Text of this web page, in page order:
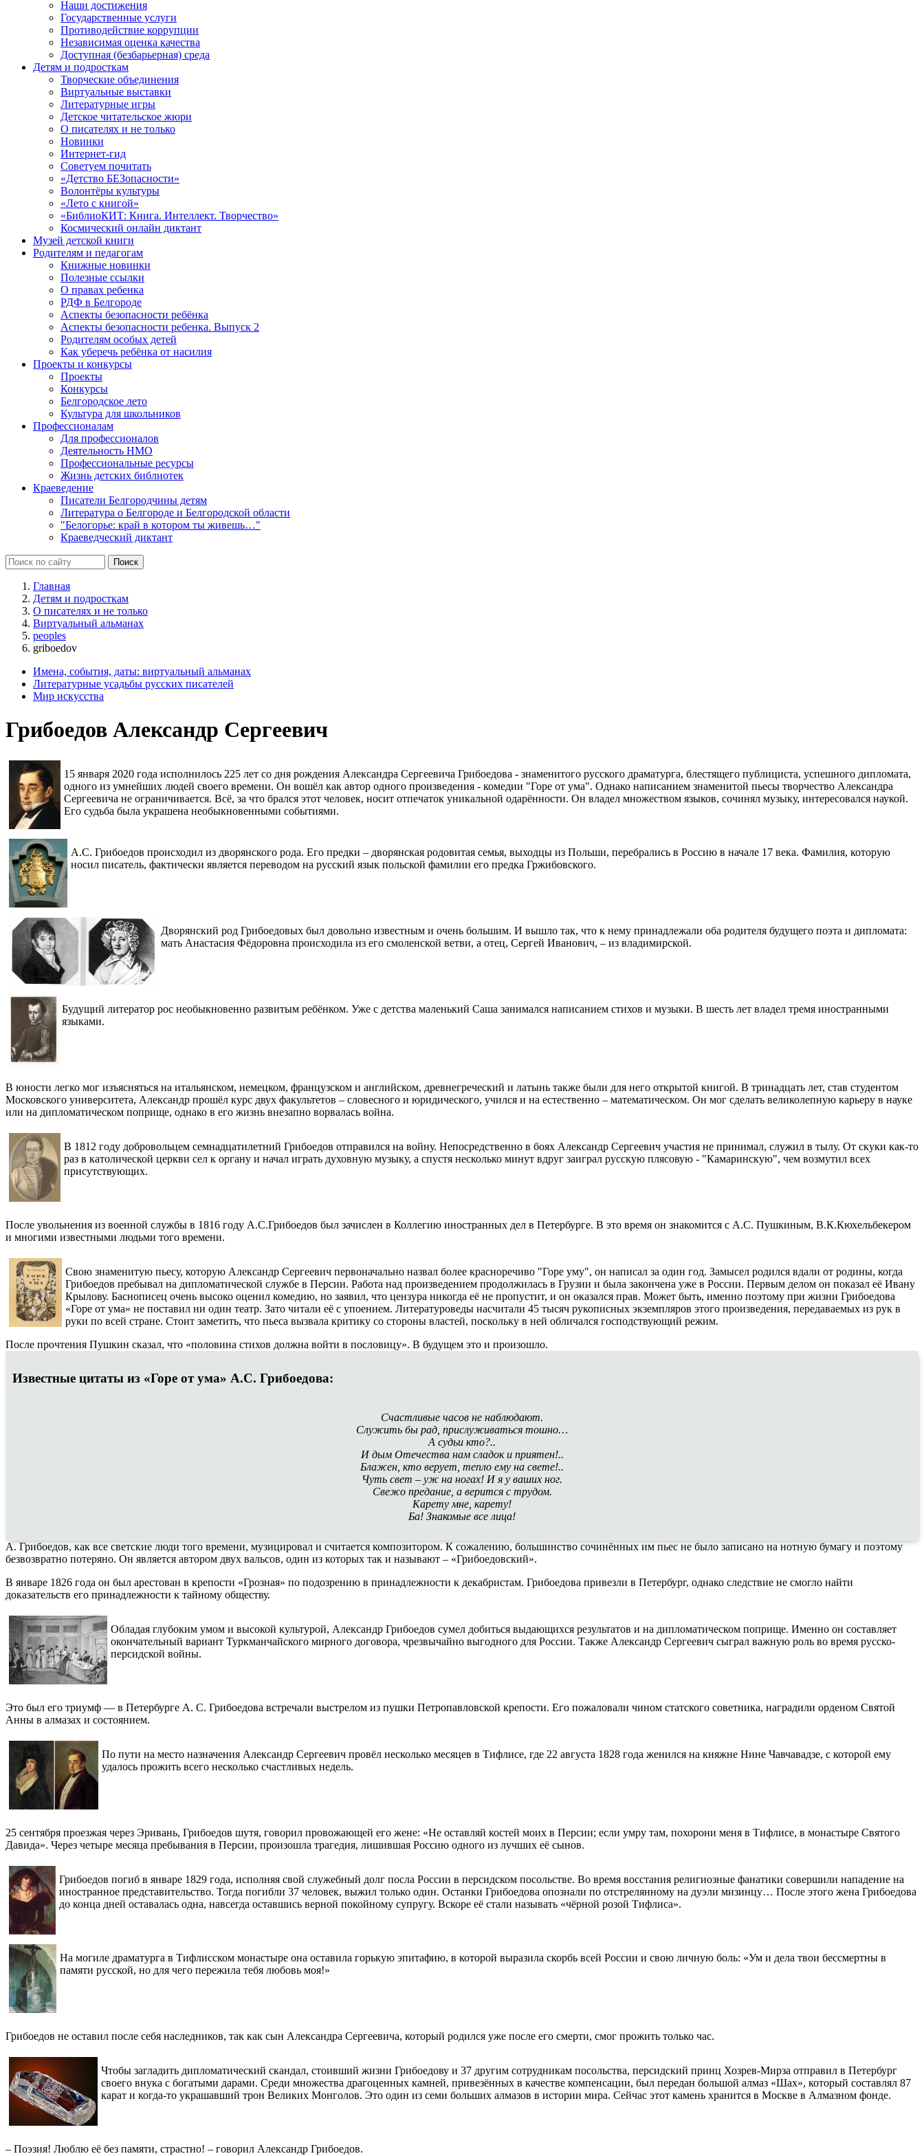
Наши достижения
Государственные услуги
Противодействие коррупции
Независимая оценка качества
Доступная (безбарьерная) среда
Детям и подросткам
Творческие объединения
Виртуальные выставки
Литературные игры
Детское читательское жюри
О писателях и не только
Новинки
Интернет-гид
Советуем почитать
«Детство БЕЗопасности»
Волонтёры культуры
«Лето с книгой»
«БиблиоКИТ: Книга. Интеллект. Творчество»
Космический онлайн диктант
Музей детской книги
Родителям и педагогам
Книжные новинки
Полезные ссылки
О правах ребенка
РДФ в Белгороде
Аспекты безопасности ребёнка
Аспекты безопасности ребенка. Выпуск 2
Родителям особых детей
Как уберечь ребёнка от насилия
Проекты и конкурсы
Проекты
Конкурсы
Белгородское лето
Культура для школьников
Профессионалам
Для профессионалов
Деятельность НМО
Профессиональные ресурсы
Жизнь детских библиотек
Краеведение
Писатели Белгородчины детям
Литература о Белгороде и Белгородской области
"Белогорье: край в котором ты живешь…"
Краеведческий диктант
Главная
Детям и подросткам
О писателях и не только
Виртуальный альманах
peoples
griboedov
Имена, события, даты: виртуальный альманах
Литературные усадьбы русских писателей
Мир искусства
Грибоедов Александр Сергеевич
15 января 2020 года исполнилось 225 лет со дня рождения Александра Сергеевича Грибоедова - знаменитого русского драматурга, блестящего публициста, успешного дипломата,
одного из умнейших людей своего времени. Он вошёл как автор одного произведения - комедии "Горе от ума". Однако написанием знаменитой пьесы творчество Александра
Сергеевича не ограничивается. Всё, за что брался этот человек, носит отпечаток уникальной одарённости. Он владел множеством языков, сочинял музыку, интересовался наукой.
Его судьба была украшена необыкновенными событиями.
А.С. Грибоедов происходил из дворянского рода. Его предки – дворянская родовитая семья, выходцы из Польши, перебрались в Россию в начале 17 века. Фамилия, которую
носил писатель, фактически является переводом на русский язык польской фамилии его предка Гржибовского.
Дворянский род Грибоедовых был довольно известным и очень большим. И вышло так, что к нему принадлежали оба родителя будущего поэта и дипломата:
мать Анастасия Фёдоровна происходила из его смоленской ветви, а отец, Сергей Иванович, – из владимирской.
Будущий литератор рос необыкновенно развитым ребёнком. Уже с детства маленький Саша занимался написанием стихов и музыки. В шесть лет владел тремя иностранными
языками.
В юности легко мог изъясняться на итальянском, немецком, французском и английском, древнегреческий и латынь также были для него открытой книгой. В тринадцать лет, став студентом
Московского университета, Александр прошёл курс двух факультетов – словесного и юридического, учился и на естественно – математическом. Он мог сделать великолепную карьеру в науке
или на дипломатическом поприще, однако в его жизнь внезапно ворвалась война.
В 1812 году добровольцем семнадцатилетний Грибоедов отправился на войну. Непосредственно в боях Александр Сергеевич участия не принимал, служил в тылу. От скуки как-то
раз в католической церкви сел к органу и начал играть духовную музыку, а спустя несколько минут вдруг заиграл русскую плясовую - "Камаринскую", чем возмутил всех
присутствующих.
После увольнения из военной службы в 1816 году А.С.Грибоедов был зачислен в Коллегию иностранных дел в Петербурге. В это время он знакомится с А.С. Пушкиным, В.К.Кюхельбекером
и многими известными людьми того времени.
Свою знаменитую пьесу, которую Александр Сергеевич первоначально назвал более красноречиво "Горе уму", он написал за один год. Замысел родился вдали от родины, когда
Грибоедов пребывал на дипломатической службе в Персии. Работа над произведением продолжилась в Грузии и была закончена уже в России. Первым делом он показал её Ивану
Крылову. Баснописец очень высоко оценил комедию, но заявил, что цензура никогда её не пропустит, и он оказался прав. Может быть, именно поэтому при жизни Грибоедова
«Горе от ума» не поставил ни один театр. Зато читали её с упоением. Литературоведы насчитали 45 тысяч рукописных экземпляров этого произведения, передаваемых из рук в
руки по всей стране. Стоит заметить, что пьеса вызвала критику со стороны властей, поскольку в ней обличался господствующий режим.
После прочтения Пушкин сказал, что «половина стихов должна войти в пословицу». В будущем это и произошло.
Известные цитаты из «Горе от ума» А.С. Грибоедова:
Счастливые часов не наблюдают.
Служить бы рад, прислуживаться тошно…
А судьи кто?..
И дым Отечества нам сладок и приятен!..
Блажен, кто верует, тепло ему на свете!..
Чуть свет – уж на ногах! И я у ваших ног.
Свежо предание, а верится с трудом.
Карету мне, карету!
Ба! Знакомые все лица!
А. Грибоедов, как все светские люди того времени, музицировал и считается композитором. К сожалению, большинство сочинённых им пьес не было записано на нотную бумагу и поэтому
безвозвратно потеряно. Он является автором двух вальсов, один из которых так и называют – «Грибоедовский».
В январе 1826 года он был арестован в крепости «Грозная» по подозрению в принадлежности к декабристам. Грибоедова привезли в Петербург, однако следствие не смогло найти
доказательств его принадлежности к тайному обществу.
Обладая глубоким умом и высокой культурой, Александр Грибоедов сумел добиться выдающихся результатов и на дипломатическом поприще. Именно он составляет
окончательный вариант Туркманчайского мирного договора, чрезвычайно выгодного для России. Также Александр Сергеевич сыграл важную роль во время русско-
персидской войны.
Это был его триумф — в Петербурге А. С. Грибоедова встречали выстрелом из пушки Петропавловской крепости. Его пожаловали чином статского советника, наградили орденом Святой
Анны в алмазах и состоянием.
По пути на место назначения Александр Сергеевич провёл несколько месяцев в Тифлисе, где 22 августа 1828 года женился на княжне Нине Чавчавадзе, с которой ему
удалось прожить всего несколько счастливых недель.
25 сентября проезжая через Эривань, Грибоедов шутя, говорил провожающей его жене: «Не оставляй костей моих в Персии; если умру там, похорони меня в Тифлисе, в монастыре Святого
Давида». Через четыре месяца пребывания в Персии, произошла трагедия, лишившая Россию одного из лучших её сынов.
Грибоедов погиб в январе 1829 года, исполняя свой служебный долг посла России в персидском посольстве. Во время восстания религиозные фанатики совершили нападение на
иностранное представительство. Тогда погибли 37 человек, выжил только один. Останки Грибоедова опознали по отстрелянному на дуэли мизинцу… После этого жена Грибоедова
до конца дней оставалась одна, навсегда оставшись верной покойному супругу. Вскоре её стали называть «чёрной розой Тифлиса».
На могиле драматурга в Тифлисском монастыре она оставила горькую эпитафию, в которой выразила скорбь всей России и свою личную боль: «Ум и дела твои бессмертны в
памяти русской, но для чего пережила тебя любовь моя!»
Грибоедов не оставил после себя наследников, так как сын Александра Сергеевича, который родился уже после его смерти, смог прожить только час.
Чтобы загладить дипломатический скандал, стоивший жизни Грибоедову и 37 другим сотрудникам посольства, персидский принц Хозрев-Мирза отправил в Петербург
своего внука с богатыми дарами. Среди множества драгоценных камней, привезённых в качестве компенсации, был передан большой алмаз «Шах», который составлял 87
карат и когда-то украшавший трон Великих Монголов. Это один из семи больших алмазов в истории мира. Сейчас этот камень хранится в Москве в Алмазном фонде.
– Поэзия! Люблю её без памяти, страстно! – говорил Александр Грибоедов.